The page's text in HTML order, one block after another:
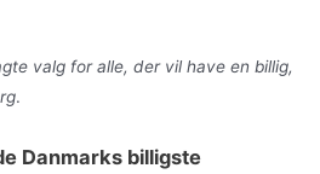
valg for alle, der vil have en billig,
.
Danmarks billigste